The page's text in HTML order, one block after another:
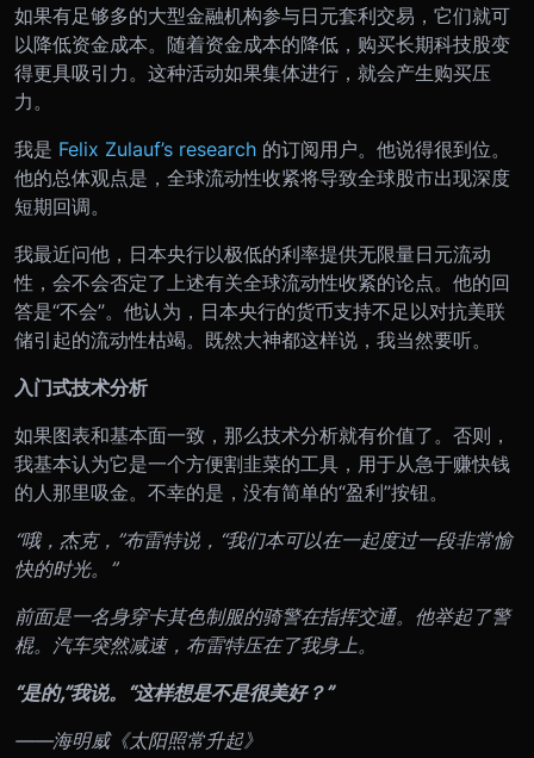
如果有足够多的大型金融机构参与日元套利交易，它们就可
以降低资金成本。随着资金成本的降低，购买长期科技股变
得更具吸引力。这种活动如果集体进行，就会产生购买压
力。
我是 Felix Zulauf’s research 的订阅用户。他说得很到位。
他的总体观点是，全球流动性收紧将导致全球股市出现深度
短期回调。
我最近问他，日本央行以极低的利率提供无限量日元流动
性，会不会否定了上述有关全球流动性收紧的论点。他的回
答是“不会”。他认为，日本央行的货币支持不足以对抗美联
储引起的流动性枯竭。既然大神都这样说，我当然要听。
入门式技术分析
如果图表和基本面一致，那么技术分析就有价值了。否则，
我基本认为它是一个方便割韭菜的工具，用于从急于赚快钱
的人那里吸金。不幸的是，没有简单的“盈利”按钮。
“哦，杰克，”布雷特说，“我们本可以在一起度过一段非常愉
快的时光。”
前面是一名身穿卡其色制服的骑警在指挥交通。他举起了警
棍。汽车突然减速，布雷特压在了我身上。
“是的,”我说。“这样想是不是很美好？”
——海明威《太阳照常升起》